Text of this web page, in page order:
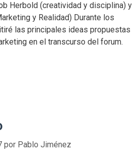
Herbold (creatividad y disciplina) y
y Realidad) Durante los
las principales ideas propuestas
en el transcurso del forum.
por Pablo Jiménez